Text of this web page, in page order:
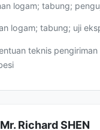
logam; tabung;
logam; tabung; uji
teknis
Mr. Richard SHEN